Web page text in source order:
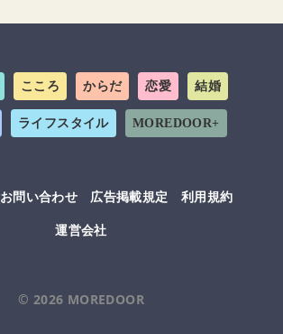
こころ からだ 恋愛 結婚
ライフスタイル MOREDOOR+
お問い合わせ 広告掲載規定
利用規約
運営会社
© 2026 MOREDOOR